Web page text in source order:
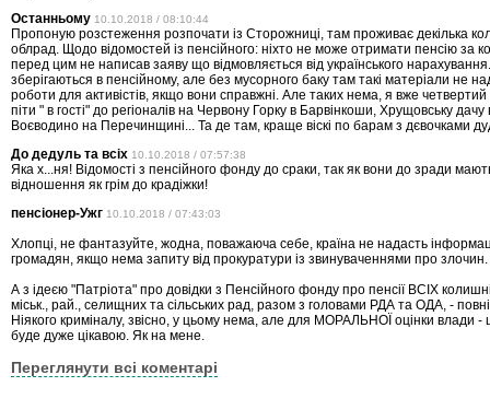
Останньому 10.10.2018 / 08:10:44
Пропоную розстеження розпочати із Сторожниці, там проживає декілька
облрад. Щодо відомостей із пенсійного: ніхто не може отримати пенсію за
перед цим не написав заяву що відмовляється від українського
зберігаються в пенсійному, але без мусорного баку там такі матеріали не
роботи для активістів, якщо вони справжні. Але таких нема, я вже
піти " в гості" до регіоналів на Червону Горку в Барвінкоши, Хрущовську дачу
Воєводино на Перечинщині... Та де там, краще віскі по барам з дєвочками
До дедуль та всiх 10.10.2018 / 07:57:38
Яка х...ня! Вiдомостi з пенсiйного фонду до сраки, так як вони до зради
вiдношення як грiм до крадiжки!
пенсіонер-Ужг 10.10.2018 / 07:43:03
Хлопці, не фантазуйте, жодна, поважаюча себе, країна не надасть
громадян, якщо нема запиту від прокуратури із звинуваченнями про злочин.
А з ідеєю "Патріота" про довідки з Пенсійного фонду про пенсії ВСІХ
міськ., рай., селищних та сільських рад, разом з головами РДА та ОДА, -
Ніякого криміналу, звісно, у цьому нема, але для МОРАЛЬНОЇ оцінки влади -
буде дуже цікавою. Як на мене.
Переглянути всі коментарі